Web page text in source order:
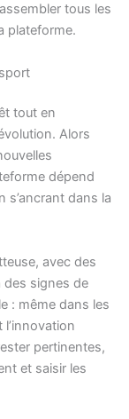
tous les
plateforme.
tout en
Alors
dépend
s’ancrant dans la
avec des
des signes de
: même dans les
pertinentes,
et saisir les